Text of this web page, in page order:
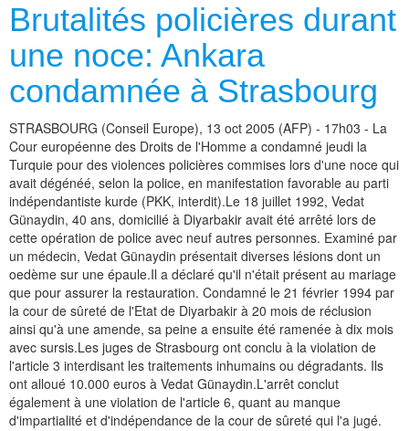
Brutalités policières durant
une noce: Ankara
condamnée à Strasbourg
STRASBOURG (Conseil Europe), 13 oct 2005 (AFP) - 17h03 - La
Cour européenne des Droits de l'Homme a condamné jeudi la
Turquie pour des violences policières commises lors d'une noce qui
avait dégénéé, selon la police, en manifestation favorable au parti
indépendantiste kurde (PKK, interdit).Le 18 juillet 1992, Vedat
Günaydin, 40 ans, domicilié à Diyarbakir avait été arrêté lors de
cette opération de police avec neuf autres personnes. Examiné par
un médecin, Vedat Günaydin présentait diverses lésions dont un
oedème sur une épaule.Il a déclaré qu'il n'était présent au mariage
que pour assurer la restauration. Condamné le 21 février 1994 par
la cour de sûreté de l'Etat de Diyarbakir à 20 mois de réclusion
ainsi qu'à une amende, sa peine a ensuite été ramenée à dix mois
avec sursis.Les juges de Strasbourg ont conclu à la violation de
l'article 3 interdisant les traitements inhumains ou dégradants. Ils
ont alloué 10.000 euros à Vedat Günaydin.L'arrêt conclut
également à une violation de l'article 6, quant au manque
d'impartialité et d'indépendance de la cour de sûreté qui l'a jugé.